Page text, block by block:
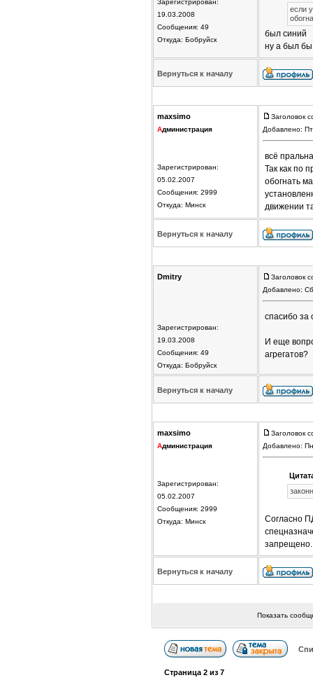
Зарегистрирован:
19.03.2008
Сообщения: 49
Откуда: Бобруйск
если
был синий
ну а был бы
Вернуться к началу
maxsimo
Администрация
Зарегистрирован:
05.02.2007
Сообщения: 2999
Откуда: Минск
Заголовок
Добавлено:
всё
Так как по
обогнать
движении
Вернуться к началу
Dmitry
Зарегистрирован:
19.03.2008
Сообщения: 49
Откуда: Бобруйск
Заголовок
Добавлено:
спасибо за
И еще
агрегатов?
Вернуться к началу
maxsimo
Администрация
Зарегистрирован:
05.02.2007
Сообщения: 2999
Откуда: Минск
Заголовок
Добавлено:
Согласно
запрещено.
Вернуться к началу
Показать
Страница 2из 7